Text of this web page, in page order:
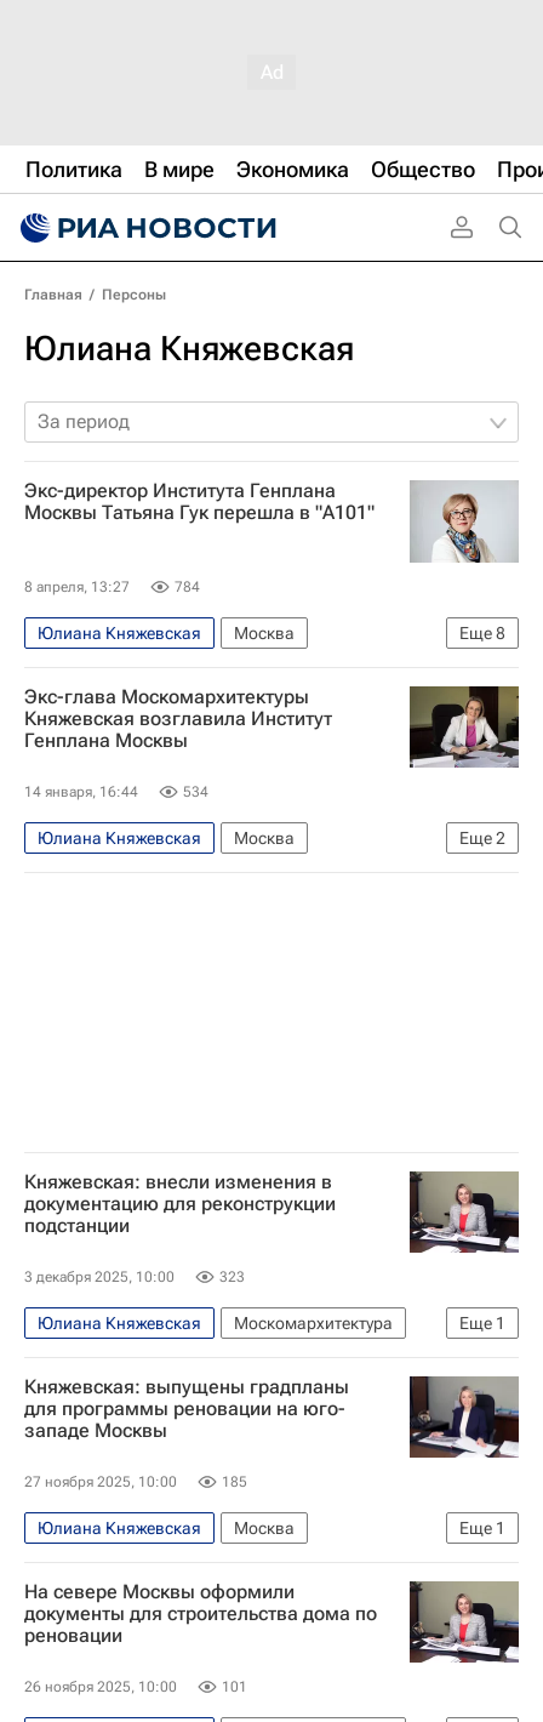
Политика В мире Экономика Общество
Главная / Персоны
Юлиана Княжевская
За период
Экс-директор Института Генплана
Москвы Татьяна Гук перешла в "А101"
8 апреля, 13:27 784
Еще8
Юлиана Княжевская
Москва
Новая Москва
Ленинградская область
Татьяна Гук
Владимир Ефимов (Правительство Москвы)
Москомархитектура
Отставки и назначения - Новости
Девелоперы
Экс-глава Москомархитектуры
Княжевская возглавила Институт
Генплана Москвы
14 января, 16:44 534
Еще2
Юлиана Княжевская
Москва
Москомархитектура
Княжевская: внесли изменения в
документацию для реконструкции
подстанции
3 декабря 2025, 10:00 323
Еще 1
Юлиана Княжевская
Москомархитектура
Москва
Княжевская: выпущены градпланы
для программы реновации на юго-
западе Москвы
27 ноября 2025, 10:00 185
Еще 1
Юлиана Княжевская
Москва
Москомархитектура
На севере Москвы оформили
документы для строительства дома по
реновации
26 ноября 2025, 10:00 101